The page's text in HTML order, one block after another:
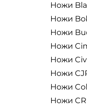
Maserin
Master
Mcusta
Slide
Virobloc
Push-
clip
AXIS
Auto
Auto
темно-
темно-
золотой
Ножи
Ножи
Ножи
Ножи
Ножи
Ножи
Ножи
Ножи